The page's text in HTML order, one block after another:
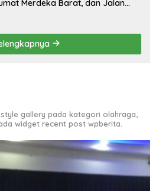
Merdeka Barat, dan Jalan
gallery pada kategori olahraga,
widget recent post wpberita.